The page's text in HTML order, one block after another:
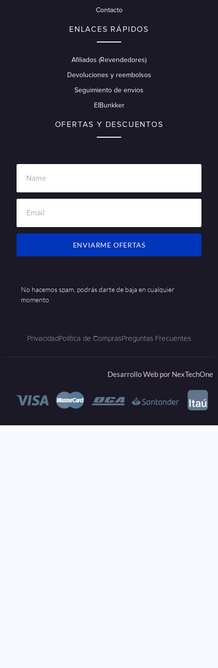
Contacto
ENLACES RÁPIDOS
Afiliados (Revendedores)
Devoluciones y reembolsos
Seguimiento de envios
ElBunkker
OFERTAS Y DESCUENTOS
ENVIARME OFERTAS
No hacemos spam, podrás darte de baja en cualquier
momento
PrivacidadPolítica de ComprasPreguntas Frecuentes
Desarrollo Web por NexTechOne